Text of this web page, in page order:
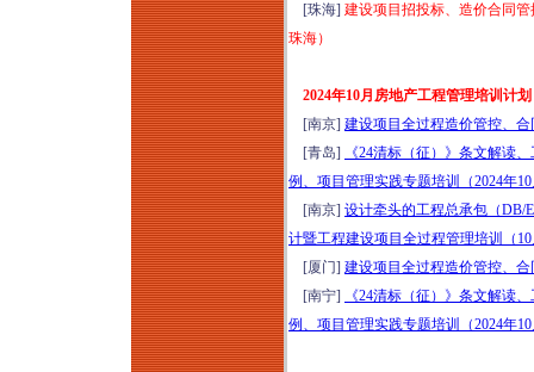
[珠海] 建设项目招投标、造价合同
珠海）
2024年10月房地产工程管理培训计划
[南京] 建设项目全过程造价管控、
[青岛]
《24清标（征）》条文解读
例、项目管理实践专题培训（2024年
[南京] 设计牵头的工程总承包（DB/
计暨工程建设项目全过程管理培训（
[厦门] 建设项目全过程造价管控、
[南宁]
《24清标（征）》条文解读
例、项目管理实践专题培训（2024年